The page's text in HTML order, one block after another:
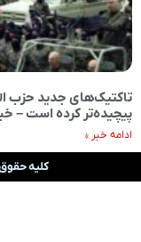
تاکتیک‌های جدید حزب‌
پیچیده‌تر کرده است –
ادامه خبر »
کلیه